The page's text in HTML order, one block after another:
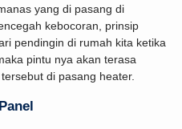
yang di pasang di
kebocoran, prinsip
pendingin di rumah kita ketika
pintu nya akan terasa
di pasang heater.